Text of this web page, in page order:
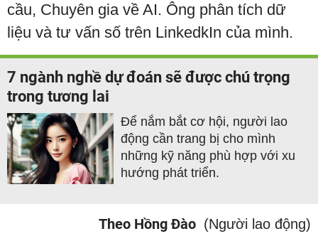
cầu, Chuyên gia về AI. Ông phân tích dữ
liệu và tư vấn số trên LinkedkIn của mình.
7 ngành nghề dự đoán sẽ được chú trọng
trong tương lai
Để nắm bắt cơ hội, người lao
động cần trang bị cho mình
những kỹ năng phù hợp với xu
hướng phát triển.
Theo Hồng Đào (Người lao động)